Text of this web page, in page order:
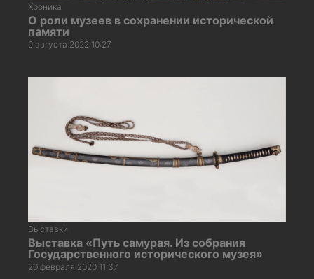
Хроника
О роли музеев в сохранении исторической
памяти
9 августа 2022 10:27
Выставки
Выставка «Путь самурая. Из собрания
Государственного исторического музея»
20 февраля 2020 11:37